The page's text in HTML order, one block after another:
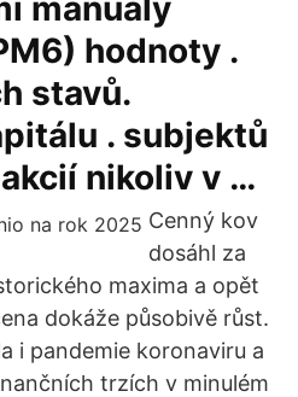
manuály
hodnoty .
stavů.
. subjektů
nikoliv v …
Cenný kov
dosáhl za
maxima a opět
dokáže působivě růst.
i pandemie koronaviru a
trzích v minulém